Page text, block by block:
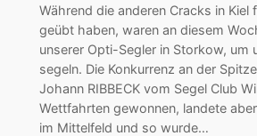
Während die anderen Cracks in Kiel
geübt haben, waren an diesem
unserer Opti-Segler in Storkow, um
segeln. Die Konkurrenz an der
Johann RIBBECK vom Segel Club
Wettfahrten gewonnen, landete
im Mittelfeld und so wurde…